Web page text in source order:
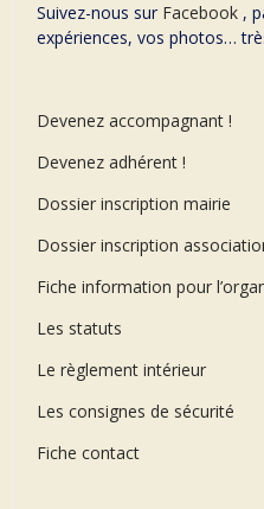
Suivez-nous sur Facebook ,
expériences, vos photos…
Devenez accompagnant !
Devenez adhérent !
Dossier inscription mairie
Dossier inscription
Fiche information pour
Les statuts
Le règlement intérieur
Les consignes de sécurité
Fiche contact